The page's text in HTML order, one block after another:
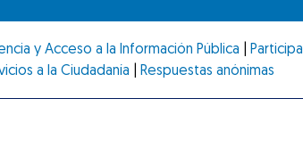
y Acceso a la Información Pública
Participa
a la Ciudadanía
Respuestas anónimas